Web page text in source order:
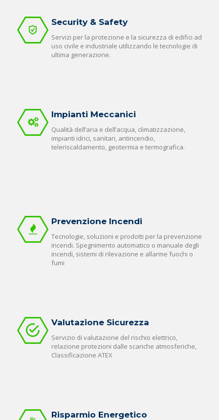
Security & Safety
Servizi per la protezione e la sicurezza di edifici ad
uso civile e industriale utilizzando le tecnologie di
ultima generazione.
Impianti Meccanici
Qualità dell’aria e dell’acqua, climatizzazione,
impianti idrici, sanitari, antincendio,
teleriscaldamento, geotermia e termografica.
Prevenzione Incendi
Tecnologie, soluzioni e prodotti per la prevenzione
incendi. Spegnimento automatico o manuale degli
incendi, sistemi di rilevazione e allarme fuochi o
fumi
Valutazione Sicurezza
Servizio di valutazione del rischio elettrico,
relazione protezioni dalle scariche atmosferiche,
Classificazione ATEX
Risparmio Energetico